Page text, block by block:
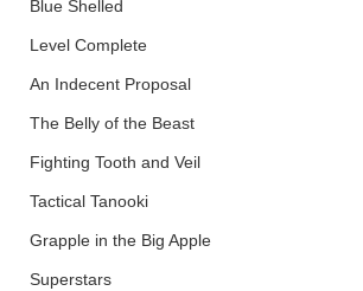
Blue Shelled
Level Complete
An Indecent Proposal
The Belly of the Beast
Fighting Tooth and Veil
Tactical Tanooki
Grapple in the Big Apple
Superstars